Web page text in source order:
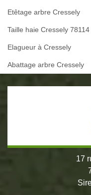
Etêtage arbre Cressely
Taille haie Cressely 78114
Elagueur à Cressely
Abattage arbre Cressely
17